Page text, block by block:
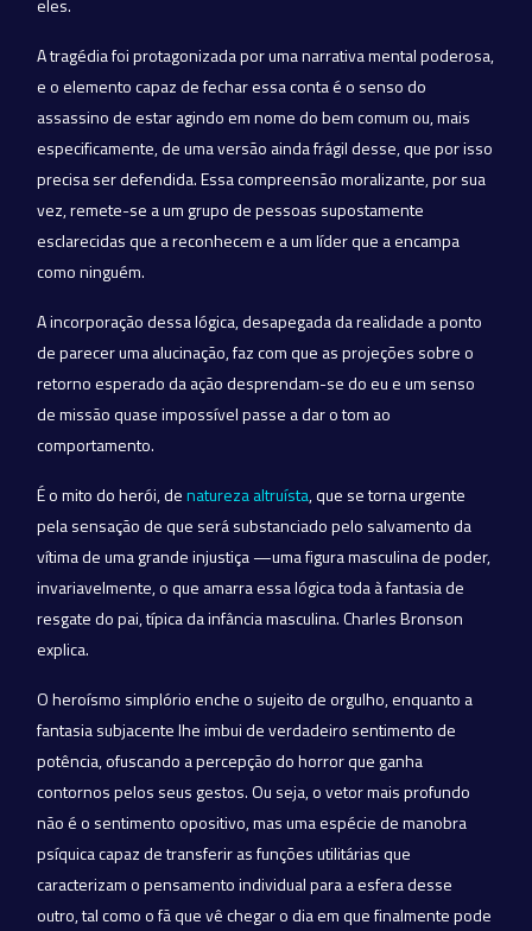
eles.
A tragédia foi protagonizada por uma narrativa mental poderosa,
e o elemento capaz de fechar essa conta é o senso do
assassino de estar agindo em nome do bem comum ou, mais
especificamente, de uma versão ainda frágil desse, que por isso
precisa ser defendida. Essa compreensão moralizante, por sua
vez, remete-se a um grupo de pessoas supostamente
esclarecidas que a reconhecem e a um líder que a encampa
como ninguém.
A incorporação dessa lógica, desapegada da realidade a ponto
de parecer uma alucinação, faz com que as projeções sobre o
retorno esperado da ação desprendam-se do eu e um senso
de missão quase impossível passe a dar o tom ao
comportamento.
É o mito do herói, denatureza altruísta, que se torna urgente
pela sensação de que será substanciado pelo salvamento da
vítima de uma grande injustiça —uma figura masculina de poder,
invariavelmente, o que amarra essa lógica toda à fantasia de
resgate do pai, típica da infância masculina. Charles Bronson
explica.
O heroísmo simplório enche o sujeito de orgulho, enquanto a
fantasia subjacente lhe imbui de verdadeiro sentimento de
potência, ofuscando a percepção do horror que ganha
contornos pelos seus gestos. Ou seja, o vetor mais profundo
não é o sentimento opositivo, mas uma espécie de manobra
psíquica capaz de transferir as funções utilitárias que
caracterizam o pensamento individual para a esfera desse
outro, tal como o fã que vê chegar o dia em que finalmente pode